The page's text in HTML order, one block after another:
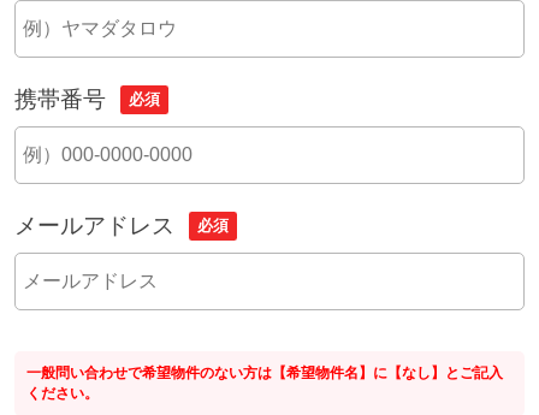
携帯番号 必須
メールアドレス 必須
一般問い合わせで希望物件のない方は【希望物件名】に【なし】とご記入
ください。